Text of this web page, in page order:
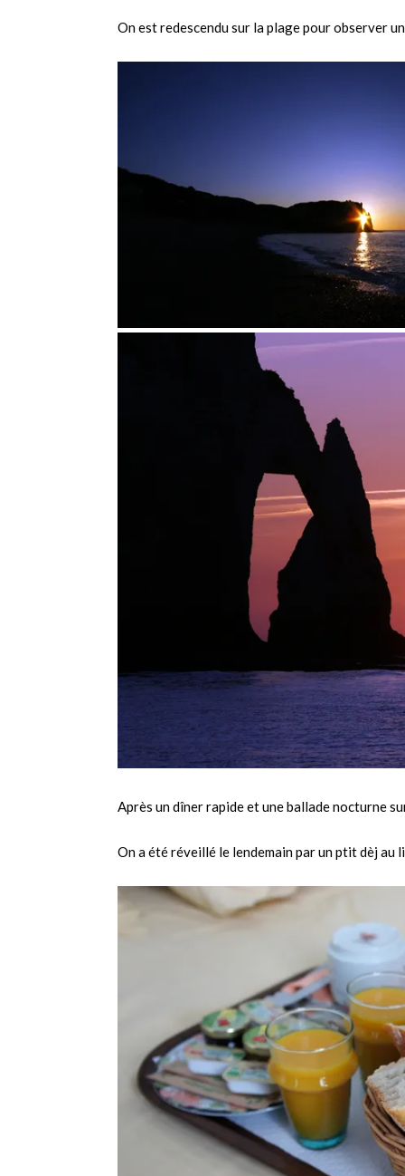
On est redescendu sur la plage pour observer
Après un dîner rapide et une ballade nocturne
On a été réveillé le lendemain par un ptit dèj au